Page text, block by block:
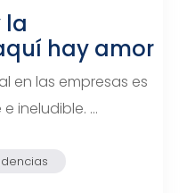
la
hay amor
en las empresas es
ineludible. …